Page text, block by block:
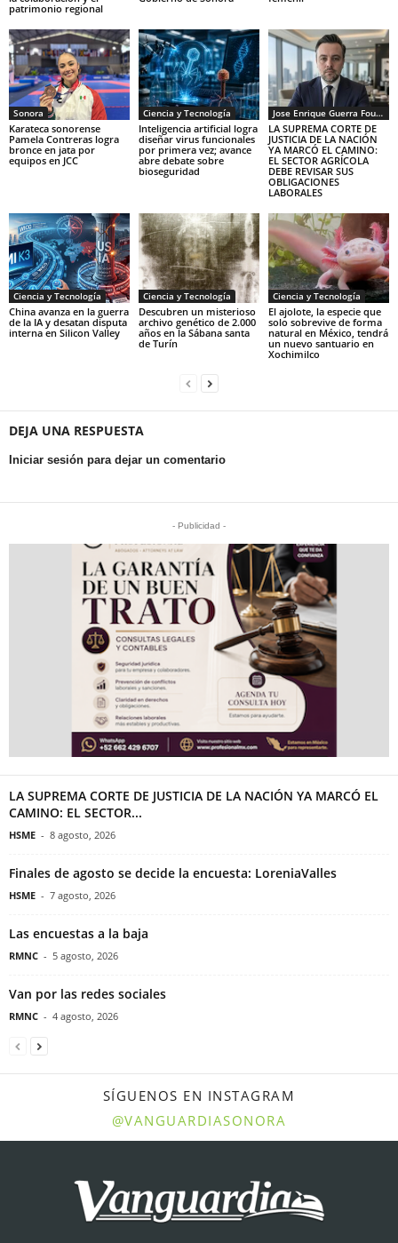
patrimonio regional
Sonora
Karateca sonorense
Pamela Contreras logra
bronce en jata por
equipos en JCC
Ciencia y Tecnología
Inteligencia artificial logra
diseñar virus funcionales
por primera vez; avance
abre debate sobre
bioseguridad
Jose Enrique Guerra Fourcade
LA SUPREMA CORTE DE
JUSTICIA DE LA NACIÓN
YA MARCÓ EL CAMINO:
EL SECTOR AGRÍCOLA
DEBE REVISAR SUS
OBLIGACIONES
LABORALES
Ciencia y Tecnología
China avanza en la guerra
de la IA y desatan disputa
interna en Silicon Valley
Ciencia y Tecnología
Descubren un misterioso
archivo genético de 2.000
años en la Sábana santa
de Turín
Ciencia y Tecnología
El ajolote, la especie que
solo sobrevive de forma
natural en México, tendrá
un nuevo santuario en
Xochimilco
DEJA UNA RESPUESTA
Iniciar sesión para dejar un comentario
- Publicidad -
LA SUPREMA CORTE DE JUSTICIA DE LA NACIÓN YA MARCÓ EL
CAMINO: EL SECTOR...
HSME - 8 agosto, 2026
Finales de agosto se decide la encuesta: LoreniaValles
HSME - 7 agosto, 2026
Las encuestas a la baja
RMNC - 5 agosto, 2026
Van por las redes sociales
RMNC - 4 agosto, 2026
SÍGUENOS EN INSTAGRAM
@VANGUARDIASONORA